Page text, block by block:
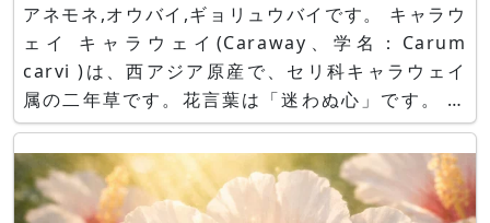
アネモネ,オウバイ,ギョリュウバイです。 キャラウ
ェイ キャラウェイ(Caraway、学名：Carum
carvi )は、西アジア原産で、セリ科キャラウェイ
属の二年草です。花言葉は「迷わぬ心」です。 ア
ンスリウム アンスリウム（Anthurium、学名：
Anthurium andraeanum) は、コロンビア、エク
アドル原産で、サトイモ科アン